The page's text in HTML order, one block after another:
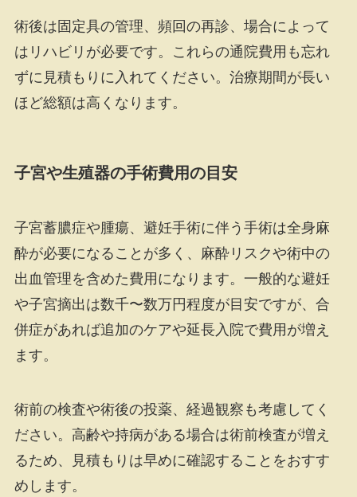
術後は固定具の管理、頻回の再診、場合によって
はリハビリが必要です。これらの通院費用も忘れ
ずに見積もりに入れてください。治療期間が長い
ほど総額は高くなります。
子宮や生殖器の手術費用の目安
子宮蓄膿症や腫瘍、避妊手術に伴う手術は全身麻
酔が必要になることが多く、麻酔リスクや術中の
出血管理を含めた費用になります。一般的な避妊
や子宮摘出は数千〜数万円程度が目安ですが、合
併症があれば追加のケアや延長入院で費用が増え
ます。
術前の検査や術後の投薬、経過観察も考慮してく
ださい。高齢や持病がある場合は術前検査が増え
るため、見積もりは早めに確認することをおすす
めします。